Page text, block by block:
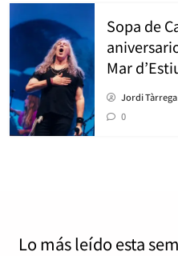
Sopa de
Mar
Jordi
0
Lo más leído esta